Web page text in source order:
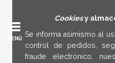
Cookiesy
Se informa asimismo al
control de pedidos,
fraude electrónico,
MENÚ